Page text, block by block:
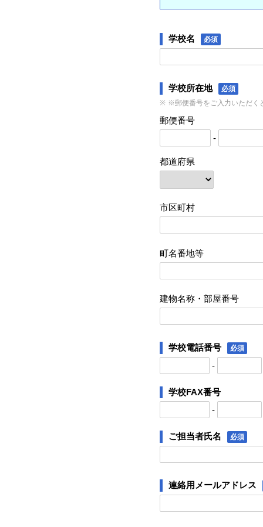
学校名 必須
学校所在地
必須
※郵便番号をご入力いただく
郵便番号
-
都道府県
市区町村
町名番地等
建物名称・部屋番号
学校電話番号 必須
-
学校FAX番号
-
ご担当者氏名 必須
連絡用メールアドレス